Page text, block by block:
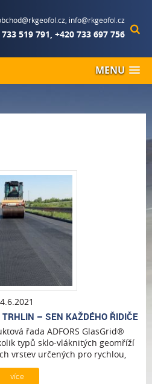
info@rkgeofol.cz
519 791, +420 733 697 756
MENU
4.6.2021
– SEN KAŽDÉHO ŘIDIČE
řada ADFORS GlasGrid®
typů sklo-vláknitých geomříží
vrstev určených pro rychlou,
Geomříže lze použít jak pro
tak i pro lokální opravy trhlin.
více